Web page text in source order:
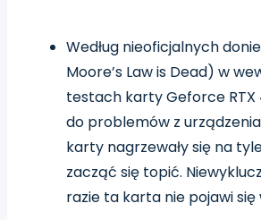
Według nieoficjalnych
Moore’s Law is Dead) w
testach karty Geforce RTX
do problemów z
karty nagrzewały się na
zacząć się topić.
razie ta karta nie pojawi się